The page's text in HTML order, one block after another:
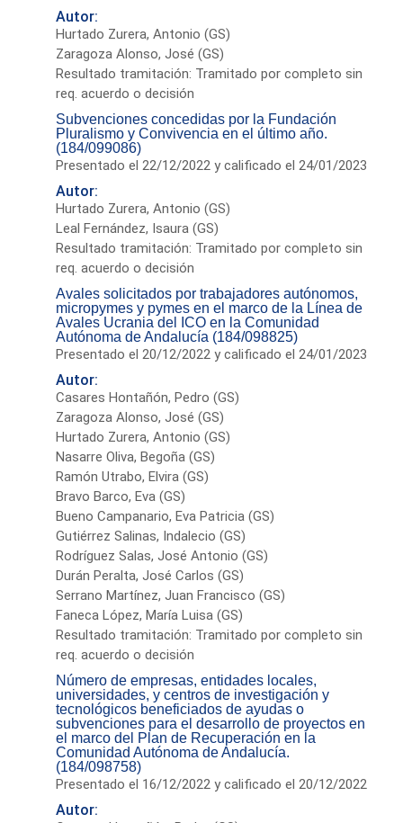
Autor:
Hurtado Zurera, Antonio (GS)
Zaragoza Alonso, José (GS)
Resultado tramitación: Tramitado por completo sin
req. acuerdo o decisión
Subvenciones concedidas por la Fundación
Pluralismo y Convivencia en el último año.
(184/099086)
Presentado el 22/12/2022 y calificado el 24/01/2023
Autor:
Hurtado Zurera, Antonio (GS)
Leal Fernández, Isaura (GS)
Resultado tramitación: Tramitado por completo sin
req. acuerdo o decisión
Avales solicitados por trabajadores autónomos,
micropymes y pymes en el marco de la Línea de
Avales Ucrania del ICO en la Comunidad
Autónoma de Andalucía (184/098825)
Presentado el 20/12/2022 y calificado el 24/01/2023
Autor:
Casares Hontañón, Pedro (GS)
Zaragoza Alonso, José (GS)
Hurtado Zurera, Antonio (GS)
Nasarre Oliva, Begoña (GS)
Ramón Utrabo, Elvira (GS)
Bravo Barco, Eva (GS)
Bueno Campanario, Eva Patricia (GS)
Gutiérrez Salinas, Indalecio (GS)
Rodríguez Salas, José Antonio (GS)
Durán Peralta, José Carlos (GS)
Serrano Martínez, Juan Francisco (GS)
Faneca López, María Luisa (GS)
Resultado tramitación: Tramitado por completo sin
req. acuerdo o decisión
Número de empresas, entidades locales,
universidades, y centros de investigación y
tecnológicos beneficiados de ayudas o
subvenciones para el desarrollo de proyectos en
el marco del Plan de Recuperación en la
Comunidad Autónoma de Andalucía.
(184/098758)
Presentado el 16/12/2022 y calificado el 20/12/2022
Autor: